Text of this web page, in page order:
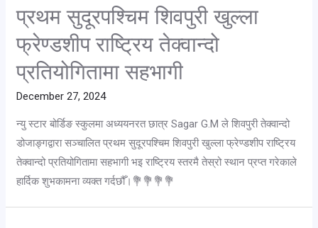
प्रथम सुदूरपश्चिम शिवपुरी खुल्ला
फ्रेण्डशीप राष्ट्रिय तेक्वान्दो
प्रतियोगितामा सहभागी
December 27, 2024
न्यु स्टार बोर्डिङ स्कुलमा अध्ययनरत छात्र Sagar G.M ले शिवपुरी तेक्वान्दो
डोजाङ्गद्वारा सञ्चालित प्रथम सुदूरपश्चिम शिवपुरी खुल्ला फ्रेण्डशीप राष्ट्रिय
तेक्वान्दो प्रतियोगितामा सहभागी भइ राष्ट्रिय स्तरमै तेस्रो स्थान प्रप्त गरेकाले
हार्दिक शुभकामना व्यक्त गर्दछौँ।💐💐💐💐